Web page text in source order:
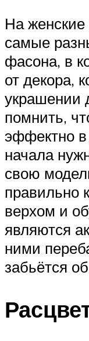
На
самые
фасона, в
от декора,
украшении
помнить,
эффектно
начала
свою
правильно
верхом и
являются
ними
забьётся